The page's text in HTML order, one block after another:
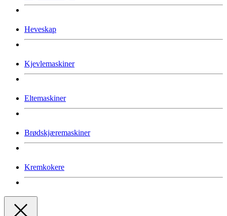
Heveskap
Kjevlemaskiner
Eltemaskiner
Brødskjæremaskiner
Kremkokere